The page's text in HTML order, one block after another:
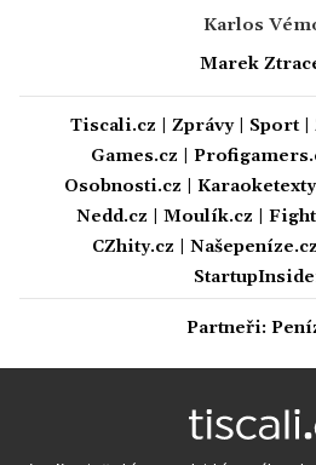
Karlos
Marek
Tiscali.cz Zprávy| Sport|
Games.cz
Osobnosti.cz
Nedd.cz
Moulík.cz
CZhity.cz
Našepeníze.cz
Partneři: